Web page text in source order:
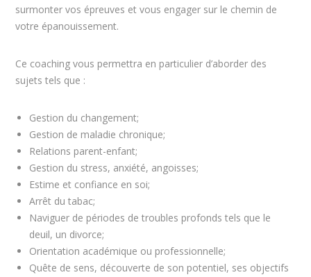
surmonter vos épreuves et vous engager sur le chemin de
votre épanouissement.
Ce coaching vous permettra en particulier d’aborder des
sujets tels que :
Gestion du changement;
Gestion de maladie chronique;
Relations parent-enfant;
Gestion du stress, anxiété, angoisses;
Estime et confiance en soi;
Arrêt du tabac;
Naviguer de périodes de troubles profonds tels que le
deuil, un divorce;
Orientation académique ou professionnelle;
Quête de sens, découverte de son potentiel, ses objectifs